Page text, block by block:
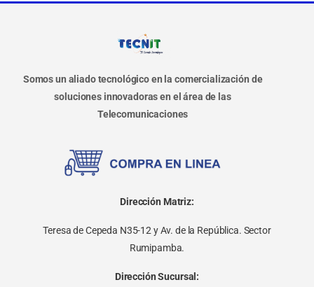
Somos un aliado tecnológico en la comercialización de
soluciones innovadoras en el área de las
Telecomunicaciones
Dirección Matriz:
Teresa de Cepeda N35-12 y Av. de la República. Sector
Rumipamba.
Dirección Sucursal: